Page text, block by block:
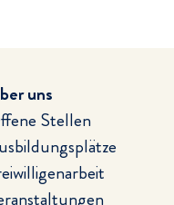
uns
Stellen